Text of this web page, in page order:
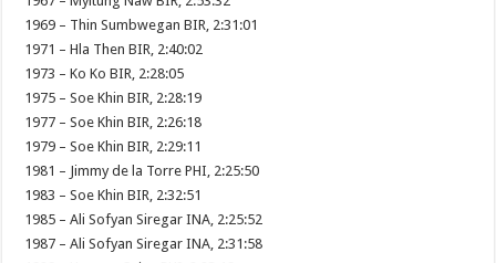
1969 – Thin Sumbwegan BIR, 2:31:01
1971 – Hla Then BIR, 2:40:02
1973 – Ko Ko BIR, 2:28:05
1975 – Soe Khin BIR, 2:28:19
1977 – Soe Khin BIR, 2:26:18
1979 – Soe Khin BIR, 2:29:11
1981 – Jimmy de la Torre PHI, 2:25:50
1983 – Soe Khin BIR, 2:32:51
1985 – Ali Sofyan Siregar INA, 2:25:52
1987 – Ali Sofyan Siregar INA, 2:31:58